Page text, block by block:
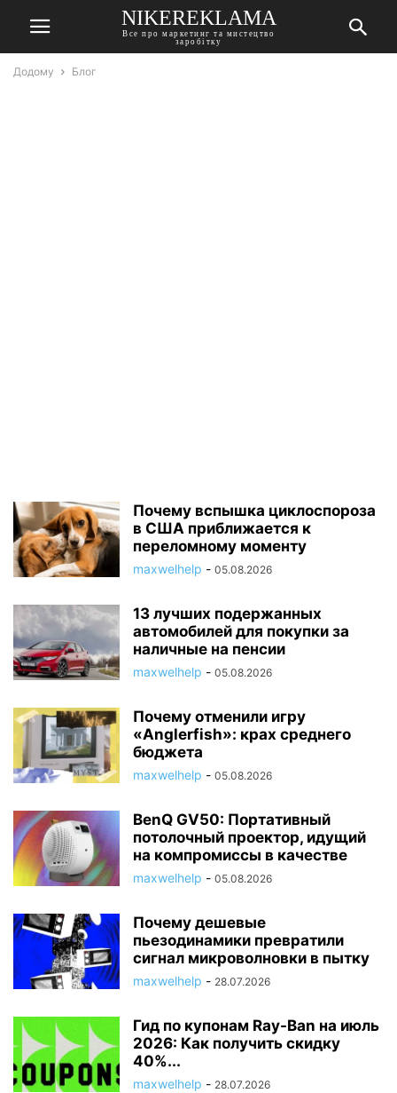
NIKEREKLAMA
Все про маркетинг та мистецтво
заробітку
Додому Блог
Почему вспышка циклоспороза
в США приближается к
переломному моменту
maxwelhelp - 05.08.2026
13 лучших подержанных
автомобилей для покупки за
наличные на пенсии
maxwelhelp - 05.08.2026
Почему отменили игру
«Anglerfish»: крах среднего
бюджета
maxwelhelp - 05.08.2026
BenQ GV50: Портативный
потолочный проектор, идущий
на компромиссы в качестве
maxwelhelp - 05.08.2026
Почему дешевые
пьезодинамики превратили
сигнал микроволновки в пытку
maxwelhelp - 28.07.2026
Гид по купонам Ray-Ban на июль
2026: Как получить скидку
40%...
maxwelhelp - 28.07.2026